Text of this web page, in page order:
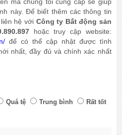
này. Để biết thêm các thông tin
hệ với Công ty Bất động sản
hoặc truy cập website:
để có thể cập nhật được tình
nhất, đầy đủ và chính xác nhất
Quá tệ Trung bình
Rất tốt